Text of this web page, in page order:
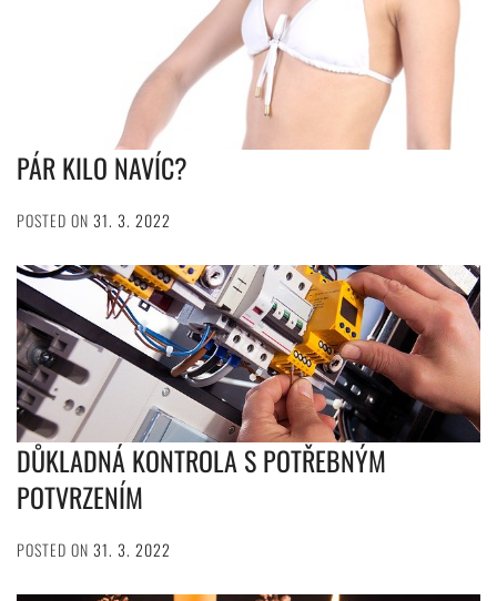
PÁR KILO NAVÍC?
POSTED ON 31. 3. 2022
DŮKLADNÁ KONTROLA S POTŘEBNÝM
POTVRZENÍM
POSTED ON 31. 3. 2022